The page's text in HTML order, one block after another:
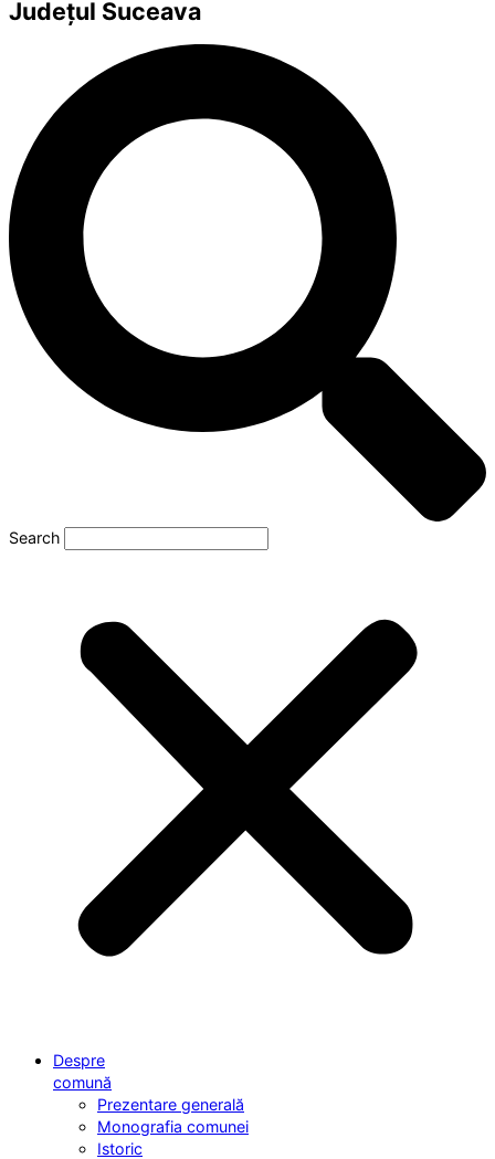
Județul Suceava
Search
Despre
comună
Prezentare generală
Monografia comunei
Istoric